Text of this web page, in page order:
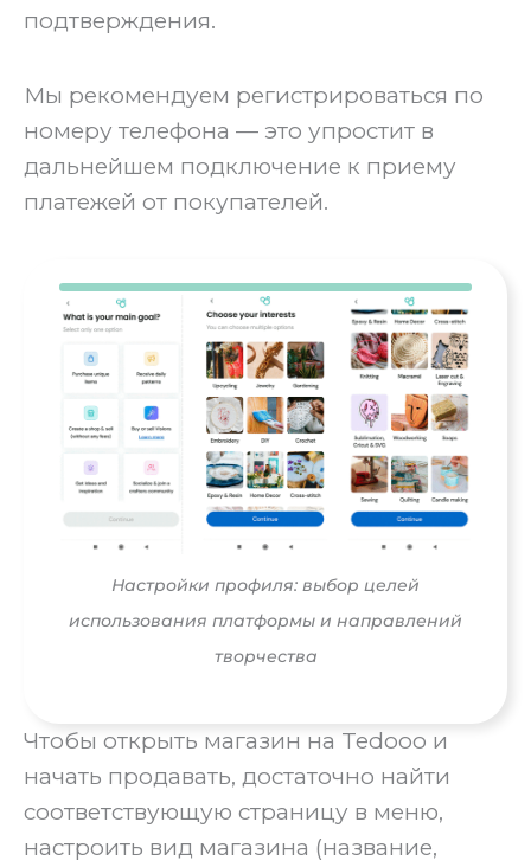
подтверждения.
Мы рекомендуем регистрироваться по
номеру телефона — это упростит в
дальнейшем подключение к приему
платежей от покупателей.
Настройки профиля: выбор целей
использования платформы и направлений
творчества
Чтобы открыть магазин на Tedooo и
начать продавать, достаточно найти
соответствующую страницу в меню,
настроить вид магазина (название,